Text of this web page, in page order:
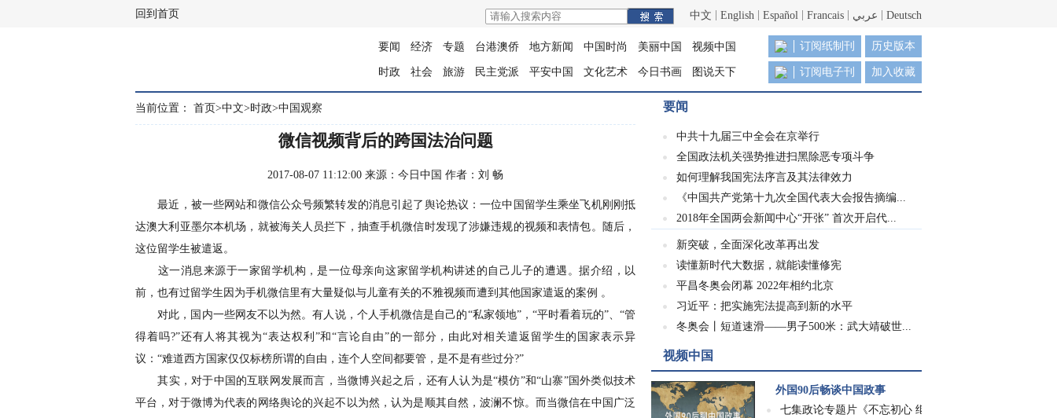
回到首页 中文 English Español Francais عربي Deutsch
要闻 经济 专题 台港澳侨 地方新闻 中国时尚 美丽中国 视频中国
时政 社会 旅游 民主党派 平安中国 文化艺术 今日书画 图说天下
订阅纸制刊 历史版本
订阅电子刊 加入收藏
要闻
中共十九届三中全会在京举行
全国政法机关强势推进扫黑除恶专项斗争
如何理解我国宪法序言及其法律效力
《中国共产党第十九次全国代表大会报告摘编...
2018年全国两会新闻中心“开张” 首次开启代...
新突破，全面深化改革再出发
读懂新时代大数据，就能读懂修宪
平昌冬奥会闭幕 2022年相约北京
习近平：把实施宪法提高到新的水平
冬奥会丨短道速滑——男子500米：武大靖破世...
视频中国
外国90后畅谈中国政事
七集政论专题片《不忘初心 继续前进》
当前位置： 首页>中文>时政>中国观察
微信视频背后的跨国法治问题
2017-08-07 11:12:00 来源：今日中国 作者：刘 畅
最近，被一些网站和微信公众号频繁转发的消息引起了舆论热议：一位中国留学生乘坐飞机刚刚抵
达澳大利亚墨尔本机场，就被海关人员拦下，抽查手机微信时发现了涉嫌违规的视频和表情包。随后，
这位留学生被遣返。
这一消息来源于一家留学机构，是一位母亲向这家留学机构讲述的自己儿子的遭遇。据介绍，以
前，也有过留学生因为手机微信里有大量疑似与儿童有关的不雅视频而遭到其他国家遣返的案例 。
对此，国内一些网友不以为然。有人说，个人手机微信是自己的“私家领地”，“平时看着玩的”、“管
得着吗?”还有人将其视为“表达权利”和“言论自由”的一部分，由此对相关遣返留学生的国家表示异
议：“难道西方国家仅仅标榜所谓的自由，连个人空间都要管，是不是有些过分?”
其实，对于中国的互联网发展而言，当微博兴起之后，还有人认为是“模仿”和“山寨”国外类似技术
平台，对于微博为代表的网络舆论的兴起不以为然，认为是顺其自然，波澜不惊。而当微信在中国广泛